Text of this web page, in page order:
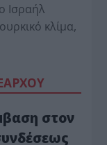
Ισραήλ
κλίμα,
στον